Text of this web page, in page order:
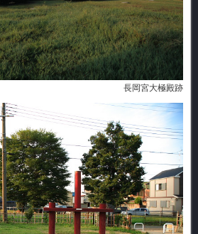
長岡宮大極殿跡